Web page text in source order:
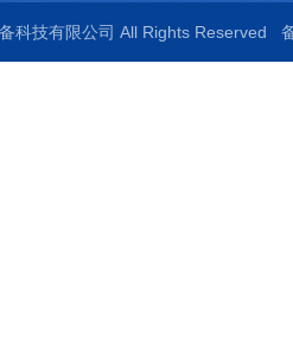
科技有限公司 All Rights Reserved